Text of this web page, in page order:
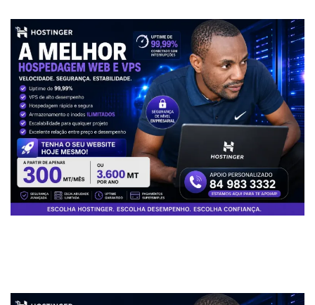
desafia
Chefes
das
Localidades
a
liderarem
transformação
das
comunidades